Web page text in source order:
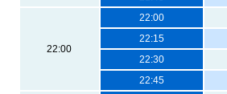
22:00
22:00
22:15
22:30
22:45